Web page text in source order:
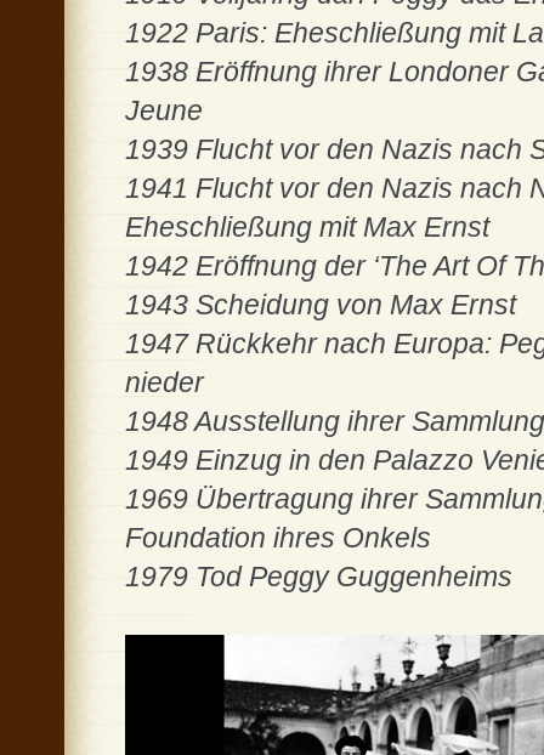
1922 Paris: Eheschließung mit
1938 Eröffnung ihrer Londoner
Jeune
1939 Flucht vor den Nazis nach
1941 Flucht vor den Nazis nach
Eheschließung mit Max Ernst
1942 Eröffnung der ‘The Art Of
1943 Scheidung von Max Ernst
1947 Rückkehr nach Europa:
nieder
1948 Ausstellung ihrer
1949 Einzug in den Palazzo
1969 Übertragung ihrer
Foundation ihres Onkels
1979 Tod Peggy Guggenheims